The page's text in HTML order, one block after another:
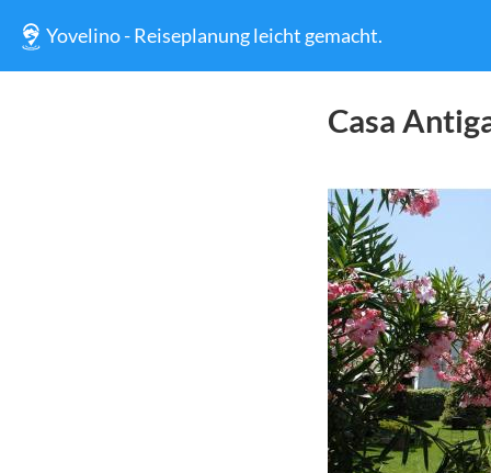
Yovelino - Reiseplanung leicht gemacht.
Casa